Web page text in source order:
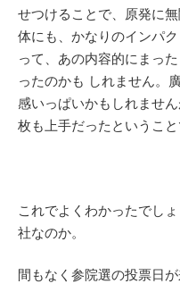
せつけることで、原発に
体にも、かなりのインパ
って、あの内容的にまっ
ったのかも しれません。
感いっぱいかもしれませ
枚も上手だったということ
これでよくわかったでし
社なのか。
間もなく参院選の投票日が